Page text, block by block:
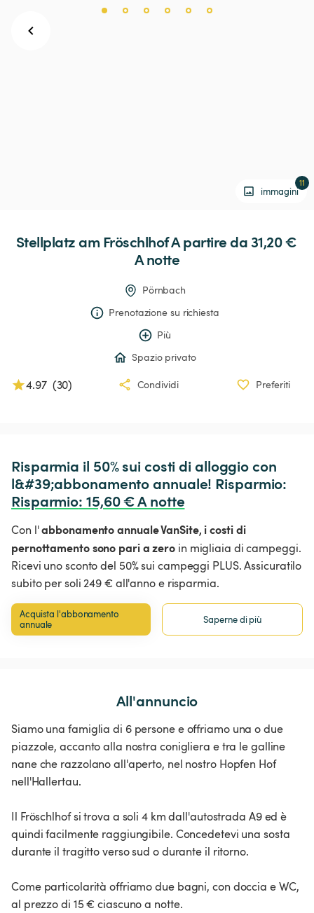
immagini
11
Stellplatzam Fröschlhof A partire da 31,20 €
A notte
Pörnbach
Prenotazione su richiesta
Più
Spazio privato
4.97 (30) Condividi Preferiti
Risparmia il 50% sui costi di alloggio con
l&#39;abbonamento annuale! Risparmio:
Risparmio: 15,60 € A notte
Con l'abbonamento annuale VanSite, i costi di
pernottamento sono pari a zero in migliaia di campeggi.
Ricevi uno sconto del 50% sui campeggi PLUS. Assicuratilo
subito per soli 249 € all'anno e risparmia.
Acquista l'abbonamento
annuale
Saperne di più
All'annuncio
Siamo una famiglia di 6 persone e offriamo una o due
piazzole, accanto alla nostra conigliera e tra le galline
nane che razzolano all'aperto, nel nostro Hopfen Hof
nell'Hallertau.
Il Fröschlhof si trova a soli 4 km dall'autostrada A9 ed è
quindi facilmente raggiungibile. Concedetevi una sosta
durante il tragitto verso sud o durante il ritorno.
Come particolarità offriamo due bagni, con doccia e WC,
al prezzo di 15 € ciascuno a notte.